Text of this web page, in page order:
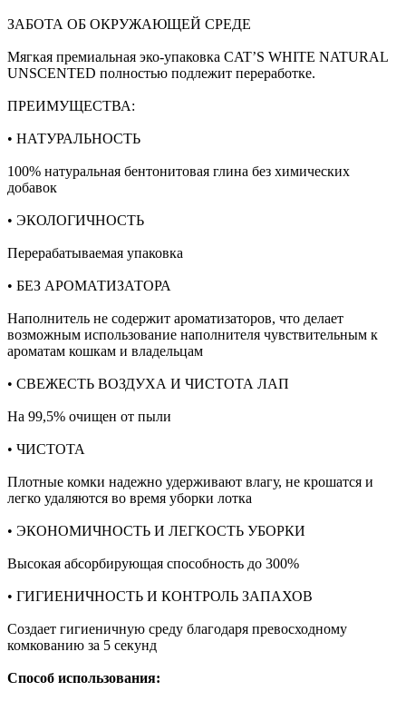
ЗАБОТА ОБ ОКРУЖАЮЩЕЙ СРЕДЕ
Мягкая премиальная эко-упаковка CAT’S WHITE NATURAL
UNSCENTED полностью подлежит переработке.
ПРЕИМУЩЕСТВА:
• НАТУРАЛЬНОСТЬ
100% натуральная бентонитовая глина без химических
добавок
• ЭКОЛОГИЧНОСТЬ
Перерабатываемая упаковка
• БЕЗ АРОМАТИЗАТОРА
Наполнитель не содержит ароматизаторов, что делает
возможным использование наполнителя чувствительным к
ароматам кошкам и владельцам
• СВЕЖЕСТЬ ВОЗДУХА И ЧИСТОТА ЛАП
На 99,5% очищен от пыли
• ЧИСТОТА
Плотные комки надежно удерживают влагу, не крошатся и
легко удаляются во время уборки лотка
• ЭКОНОМИЧНОСТЬ И ЛЕГКОСТЬ УБОРКИ
Высокая абсорбирующая способность до 300%
• ГИГИЕНИЧНОСТЬ И КОНТРОЛЬ ЗАПАХОВ
Создает гигиеничную среду благодаря превосходному
комкованию за 5 секунд
Способ использования: